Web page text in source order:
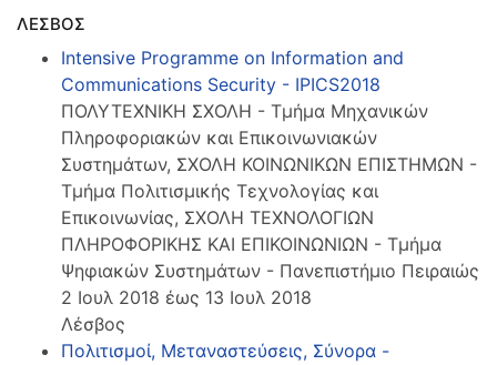
ΛΕΣΒΟΣ
Intensive Programme on Information and
Communications Security - IPICS2018
ΠΟΛΥΤΕΧΝΙΚΗ ΣΧΟΛΗ - Τμήμα Μηχανικών
Πληροφοριακών και Επικοινωνιακών
Συστημάτων, ΣΧΟΛΗ ΚΟΙΝΩΝΙΚΩΝ ΕΠΙΣΤΗΜΩΝ -
Τμήμα Πολιτισμικής Τεχνολογίας και
Επικοινωνίας, ΣΧΟΛΗ ΤΕΧΝΟΛΟΓΙΩΝ
ΠΛΗΡΟΦΟΡΙΚΗΣ ΚΑΙ ΕΠΙΚΟΙΝΩΝΙΩΝ - Τμήμα
Ψηφιακών Συστημάτων - Πανεπιστήμιο Πειραιώς
2 Ιουλ 2018 έως 13 Ιουλ 2018
Λέσβος
Πολιτισμοί, Μεταναστεύσεις, Σύνορα -